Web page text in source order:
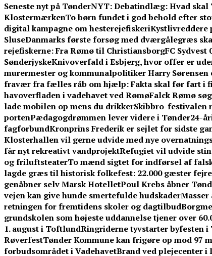
Seneste nyt på TønderNYT:Debatindlæg: Hvad skal
KlostermærkenTo børn fundet i god behold efter
digital kampagne om hesterejefiskeriKystlivreddere
SluseDanmarks første forsøg med dværgålegræs
rejefiskerne: Fra Rømø til ChristiansborgFC
SønderjyskeKnivoverfald i Esbjerg, hvor offer er
murermester og kommunalpolitiker Harry Sørensen
fravær fra fælles råb om hjælp: Fakta skal før fart i
havoverfladen i vadehavet ved RømøFalck Rømø
lade mobilen op mens du drikkerSkibbro-festivalen
portenPædagogdrømmen lever videre i Tønder24-
fagforbundKronprins Frederik er sejlet for sidste
Klosterhallen vil gerne udvide med nye
får nyt rekreativt vandprojektRefugiet vil udvide
og friluftsteaterTo mænd sigtet for indførsel af
lagde græs til historisk folkefest: 22.000 gæster
genåbner selv Marsk HotelletPoul Krebs åbner
vejen kan give hunde smertefulde hudskader
retningen for fremtidens skoler og dagtilbud
grundskolen som højeste uddannelse tjener over
1. august i ToftlundRingriderne tyvstarter byfesten i
RøverfestTønder Kommune kan frigøre op mod
forbudsområdet i VadehavetBrand ved plejecenter